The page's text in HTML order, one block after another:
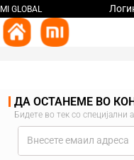
MI GLOBAL
ДА ОСТАНЕМЕ ВО
Бидете во тек со